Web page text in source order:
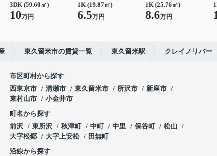
3DK (59.60㎡)
10万円
1K (19.87㎡)
6.5万円
1K (25.76㎡)
8.6万円
東久留米市の賃貸一覧 東久留米駅 クレイノリバー
市区町村から探す
西東京市
清瀬市 東久留米市 所沢市
新座市
東村山市
小金井市
町名から探す
前沢
東所沢 秋津町 中町 中里 保谷町
松山
大字松郷
大字上安松 田無町
沿線から探す